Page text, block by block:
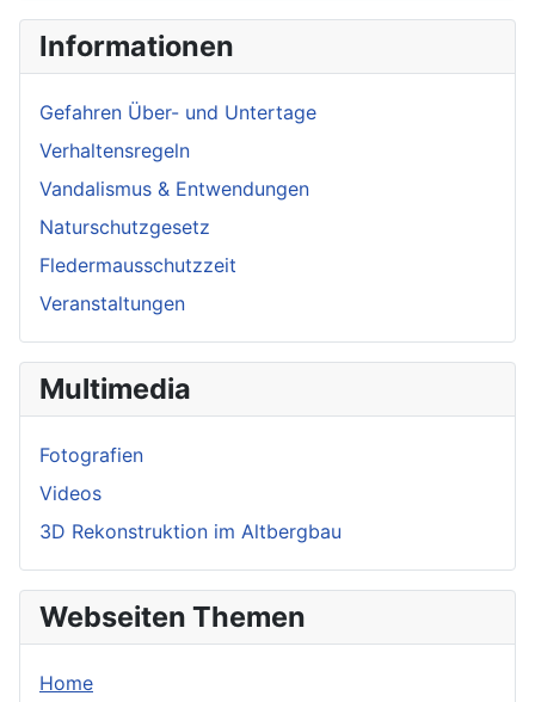
Informationen
Gefahren Über- und Untertage
Verhaltensregeln
Vandalismus & Entwendungen
Naturschutzgesetz
Fledermausschutzzeit
Veranstaltungen
Multimedia
Fotografien
Videos
3D Rekonstruktion im Altbergbau
Webseiten Themen
Home